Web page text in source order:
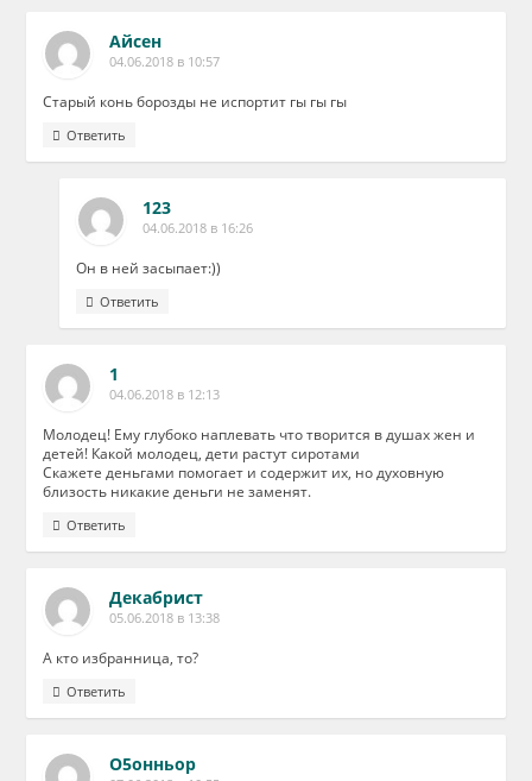
Айсен
04.06.2018 в 10:57
Старый конь борозды не испортит гы гы гы
Ответить
123
04.06.2018 в 16:26
Он в ней засыпает:))
Ответить
1
04.06.2018 в 12:13
Молодец! Ему глубоко наплевать что творится в душах жен и
детей! Какой молодец, дети растут сиротами
Скажете деньгами помогает и содержит их, но духовную
близость никакие деньги не заменят.
Ответить
Декабрист
05.06.2018 в 13:38
А кто избранница, то?
Ответить
О5онньор